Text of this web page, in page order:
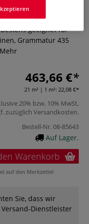
geeignet für
Grammatur 435
Mehr
463,66 €
21 m² | 1 m²: 22,08 €
20% bzw. 10% MwSt,
zuzüglich Versandkosten.
Bestell-Nr.08-85643
Auf Lager.
Warenkorb
auf den Merkzettel
Sie, dass wir
Dienstleister